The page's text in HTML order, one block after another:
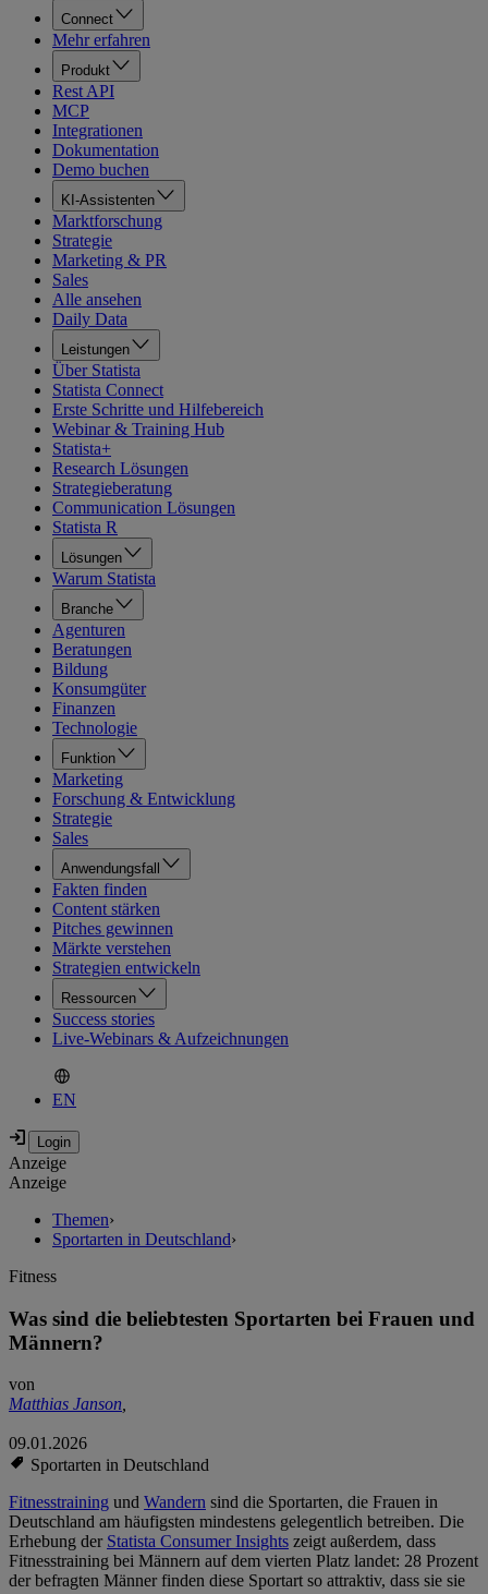
Connect
Mehr erfahren
Produkt
Rest API
MCP
Integrationen
Dokumentation
Demo buchen
KI-Assistenten
Marktforschung
Strategie
Marketing & PR
Sales
Alle ansehen
Daily Data
Leistungen
Über Statista
Statista Connect
Erste Schritte und Hilfebereich
Webinar & Training Hub
Statista+
Research Lösungen
Strategieberatung
Communication Lösungen
Statista R
Lösungen
Warum Statista
Branche
Agenturen
Beratungen
Bildung
Konsumgüter
Finanzen
Technologie
Funktion
Marketing
Forschung & Entwicklung
Strategie
Sales
Anwendungsfall
Fakten finden
Content stärken
Pitches gewinnen
Märkte verstehen
Strategien entwickeln
Ressourcen
Success stories
Live-Webinars & Aufzeichnungen
EN
Anzeige
Anzeige
Themen›
Sportarten in Deutschland›
Fitness
Was sind die beliebtesten Sportarten bei Frauen und
Männern?
von
Matthias Janson,
09.01.2026
Sportarten in Deutschland
Fitnesstraining und Wandern sind die Sportarten, die Frauen in
Deutschland am häufigsten mindestens gelegentlich betreiben. Die
Erhebung der Statista Consumer Insights zeigt außerdem, dass
Fitnesstraining bei Männern auf dem vierten Platz landet: 28 Prozent
der befragten Männer finden diese Sportart so attraktiv, dass sie sie